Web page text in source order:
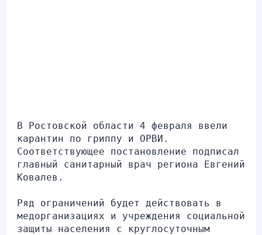
В Ростовской области 4 февраля ввели
карантин по гриппу и ОРВИ.
Соответствующее постановление подписал
главный санитарный врач региона Евгений
Ковалев.
Ряд ограничений будет действовать в
медорганизациях и учреждения социальной
защиты населения с круглосуточным